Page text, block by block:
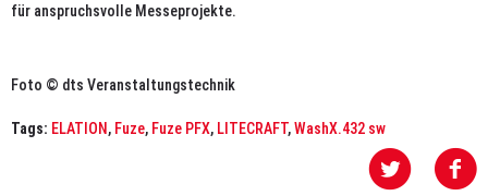
für anspruchsvolle Messeprojekte.
Foto © dts Veranstaltungstechnik
Tags: ELATION , Fuze, Fuze PFX, LITECRAFT,WashX.432 sw